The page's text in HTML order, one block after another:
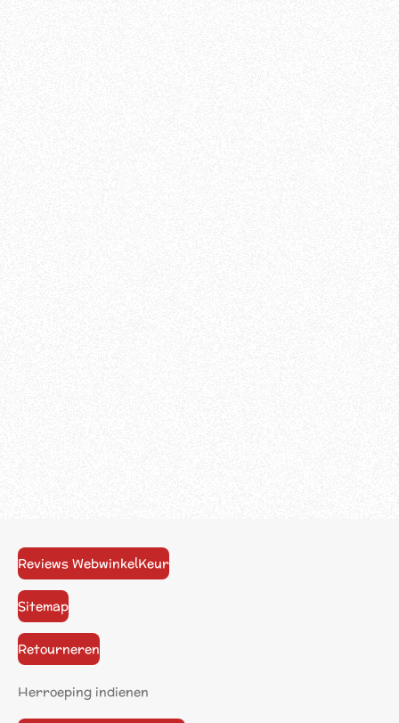
Reviews WebwinkelKeur
Sitemap
Retourneren
Herroeping indienen